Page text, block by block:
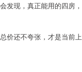
发现，真正能用的四房
价还不夸张，才是当前